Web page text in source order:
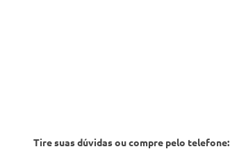
Tire suas dúvidas ou compre pelo telefone: